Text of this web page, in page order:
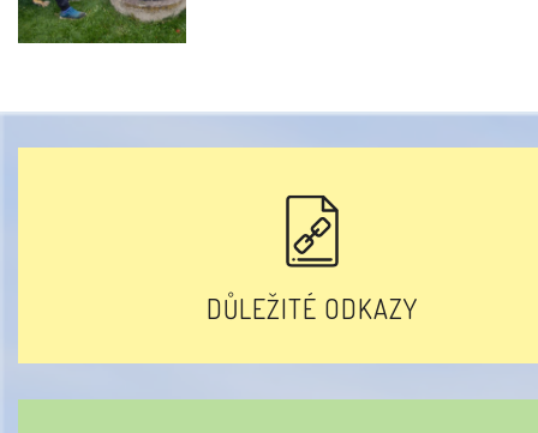
DŮLEŽITÉ ODKAZY